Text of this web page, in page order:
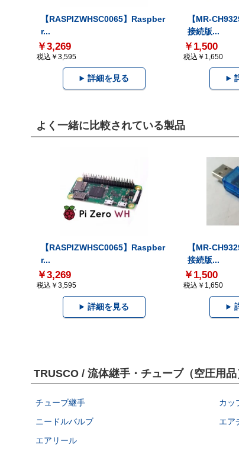
【RASPIZWHSC0065】Raspber
r...
￥3,269
税込￥3,595
詳細を見る
【MR-
接続版...
￥1,500
税込￥1,650
よく一緒に比較されている製品
【RASPIZWHSC0065】Raspber
r...
￥3,269
税込￥3,595
詳細を見る
【MR-
接続版...
￥1,500
税込￥1,650
TRUSCO / 流体継手・チューブ（空圧用
チューブ継手 カッ
ニードルバルブ
エア
エアリール